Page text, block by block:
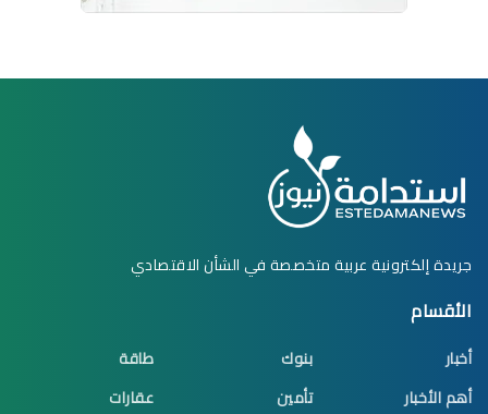
جريدة إلكترونية عربية متخصصة في الشأن الاقتصادي
الأقسام
أخبار
أهم الأخبار
بنوك
تأمين
طاقة
عقارات